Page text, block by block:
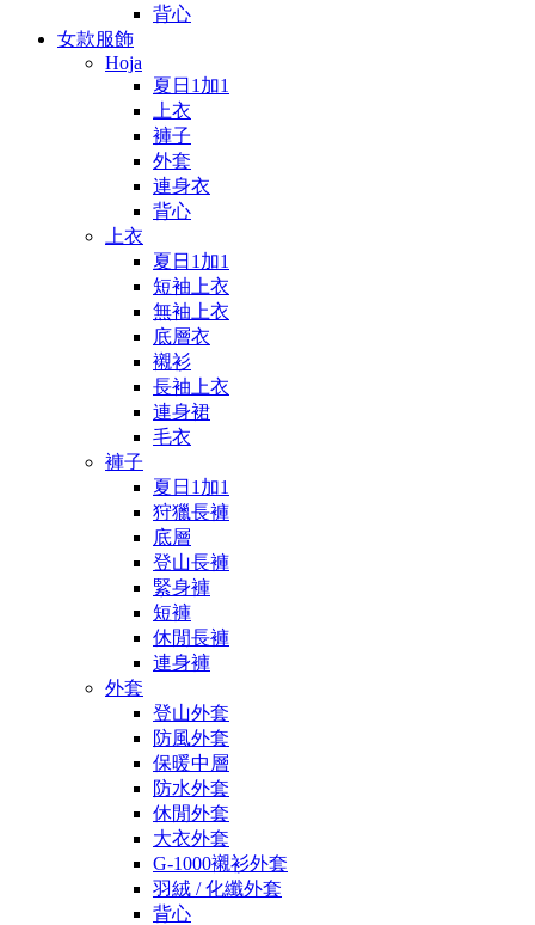
背心
女款服飾
Hoja
夏日1加1
上衣
褲子
外套
連身衣
背心
上衣
夏日1加1
短袖上衣
無袖上衣
底層衣
襯衫
長袖上衣
連身裙
毛衣
褲子
夏日1加1
狩獵長褲
底層
登山長褲
緊身褲
短褲
休閒長褲
連身褲
外套
登山外套
防風外套
保暖中層
防水外套
休閒外套
大衣外套
G-1000襯衫外套
羽絨 / 化纖外套
背心